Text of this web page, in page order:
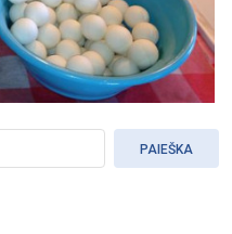
PAIEŠKA